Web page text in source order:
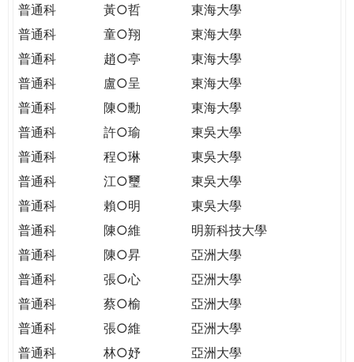
普通科
黃○哲
東海大學
普通科
童○翔
東海大學
普通科
趙○亭
東海大學
普通科
盧○呈
東海大學
普通科
陳○勳
東海大學
普通科
許○瑜
東吳大學
普通科
程○琳
東吳大學
普通科
江○璽
東吳大學
普通科
賴○明
東吳大學
普通科
陳○維
明新科技大學
普通科
陳○昇
亞洲大學
普通科
張○心
亞洲大學
普通科
蔡○榆
亞洲大學
普通科
張○維
亞洲大學
普通科
林○妤
亞洲大學